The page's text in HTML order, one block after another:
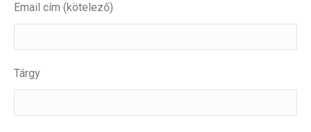
Email cím (kötelező)
Tárgy